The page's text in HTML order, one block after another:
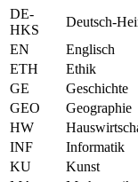
DE-
HKS
Deutsch-
EN
Englisch
ETH
Ethik
GE
Geschichte
GEO
Geographie
HW
INF
Informatik
KU
Kunst